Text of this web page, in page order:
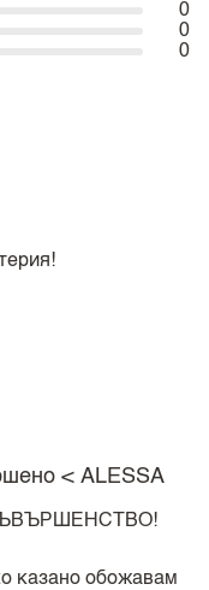
0
0
0
< ALESSA
казано обожавам